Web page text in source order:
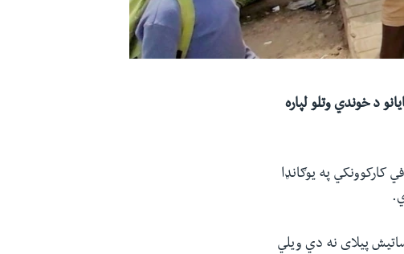
د خوندي وتلو لپاره
کارکوونکي په یوګانډا
ساتیش پیلای نه دي ویلي